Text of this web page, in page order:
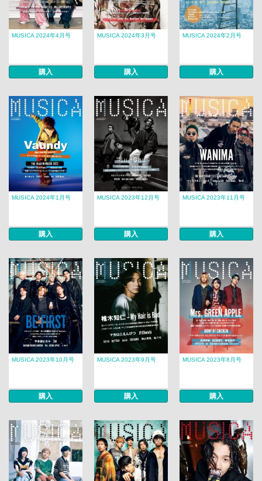
MUSICA 2024年4月号
購入
MUSICA 2024年3月号
購入
MUSICA 2024年2月号
購入
MUSICA 2024年1月号
購入
MUSICA 2023年12月号
購入
MUSICA 2023年11月号
購入
MUSICA 2023年10月号
購入
MUSICA 2023年9月号
購入
MUSICA 2023年8月号
購入